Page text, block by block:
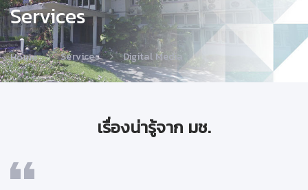
Services
Home Services Digital Media
เรื่องน่ารู้จาก มช.